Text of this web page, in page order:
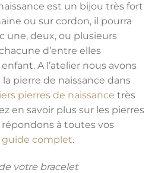
est un bijou très fort
ou sur cordon, il pourra
une, deux, ou plusieurs
d’entre elles
A l’atelier nous avons
pierre de naissance dans
pierres de naissance très
en savoir plus sur les pierres
répondons à toutes vos
guide complet.
votre bracelet